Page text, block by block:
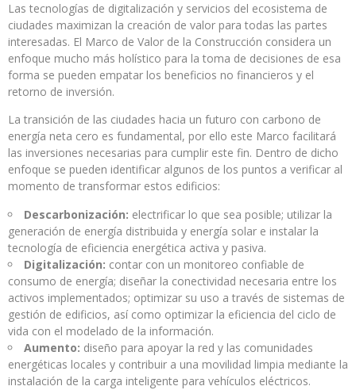
Las tecnologías de digitalización y servicios del ecosistema de
ciudades maximizan la creación de valor para todas las partes
interesadas. El Marco de Valor de la Construcción considera un
enfoque mucho más holístico para la toma de decisiones de esa
forma se pueden empatar los beneficios no financieros y el
retorno de inversión.
La transición de las ciudades hacia un futuro con carbono de
energía neta cero es fundamental, por ello este Marco facilitará
las inversiones necesarias para cumplir este fin. Dentro de dicho
enfoque se pueden identificar algunos de los puntos a verificar al
momento de transformar estos edificios:
Descarbonización: electrificar lo que sea posible; utilizar la
generación de energía distribuida y energía solar e instalar la
tecnología de eficiencia energética activa y pasiva.
Digitalización: contar con un monitoreo confiable de
consumo de energía; diseñar la conectividad necesaria entre los
activos implementados; optimizar su uso a través de sistemas de
gestión de edificios, así como optimizar la eficiencia del ciclo de
vida con el modelado de la información.
Aumento: diseño para apoyar la red y las comunidades
energéticas locales y contribuir a una movilidad limpia mediante la
instalación de la carga inteligente para vehículos eléctricos.